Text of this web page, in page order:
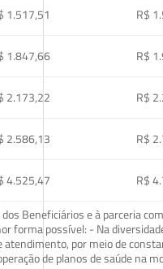
1.517,51
R$
1.847,66
R$
2.173,22
R$
2.586,13
R$
4.525,47
R$
Beneficiários e à parceria
forma possível: - Na
atendimento, por meio de
de planos de saúde na